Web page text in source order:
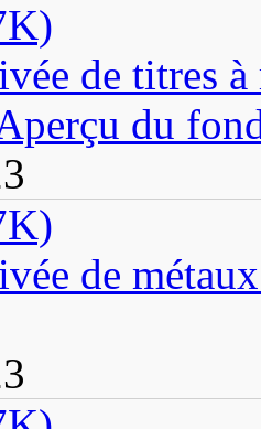
de titres
du
de